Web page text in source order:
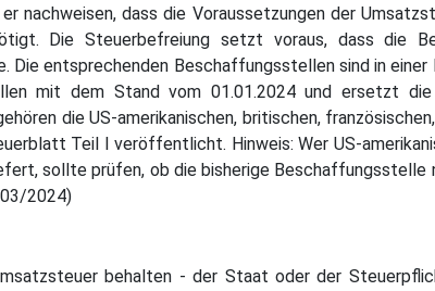
nachweisen, dass die Voraussetzungen der
Die Steuerbefreiung setzt voraus, dass die
Die entsprechenden Beschaffungsstellen sind in
mit dem Stand vom 01.01.2024 und ersetzt
die US-amerikanischen, britischen,
Teil I veröffentlicht. Hinweis: Wer US-
sollte prüfen, ob die bisherige
2024)
behalten - der Staat oder der